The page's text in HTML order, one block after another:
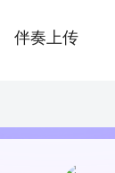
伴奏上传